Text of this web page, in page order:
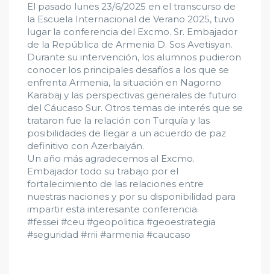
El pasado lunes 23/6/2025 en el transcurso de
la Escuela Internacional de Verano 2025, tuvo
lugar la conferencia del Excmo. Sr. Embajador
de la República de Armenia D. Sos Avetisyan.
Durante su intervención, los alumnos pudieron
conocer los principales desafíos a los que se
enfrenta Armenia, la situación en Nagorno
Karabaj y las perspectivas generales de futuro
del Cáucaso Sur. Otros temas de interés que se
trataron fue la relación con Turquía y las
posibilidades de llegar a un acuerdo de paz
definitivo con Azerbaiyán.
Un año más agradecemos al Excmo.
Embajador todo su trabajo por el
fortalecimiento de las relaciones entre
nuestras naciones y por su disponibilidad para
impartir esta interesante conferencia.
#fessei #ceu #geopolitica #geoestrategia
#seguridad #rrii #armenia #caucaso